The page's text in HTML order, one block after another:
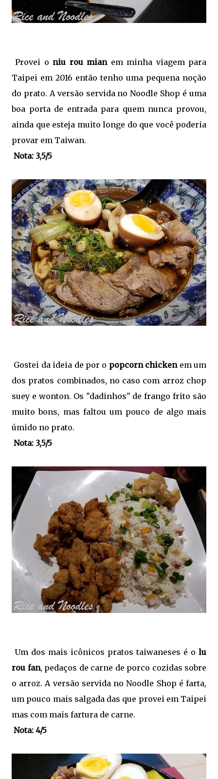
Provei o niu rou mianem minha viagem para
Taipei em 2016 então tenho uma pequena noção
do prato. A versão servida no Noodle Shop é uma
boa porta de entrada para quem nunca provou,
ainda que esteja muito longe do que você poderia
provar em Taiwan.
Nota: 3,5/5
Gostei da ideia de por o popcorn chickenem um
dos pratos combinados, no caso com arroz chop
suey e wonton. Os "dadinhos" de frango frito são
muito bons, mas faltou um pouco de algo mais
úmido no prato.
Nota: 3,5/5
Um dos mais icônicos pratos taiwaneses é o lu
rou fan, pedaços de carne de porco cozidas sobre
o arroz. A versão servida no Noodle Shop é farta,
um pouco mais salgada das que provei em Taipei
mas com mais fartura de carne.
Nota: 4/5